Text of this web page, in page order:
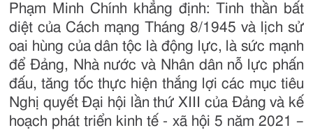
Phạm Minh Chính khẳng định: Tinh thần bất
diệt của Cách mạng Tháng 8/1945 và lịch sử
oai hùng của dân tộc là động lực, là sức mạnh
để Đảng, Nhà nước và Nhân dân nỗ lực phấn
đấu, tăng tốc thực hiện thắng lợi các mục tiêu
Nghị quyết Đại hội lần thứ XIII của Đảng và kế
hoạch phát triển kinh tế - xã hội 5 năm 2021 –